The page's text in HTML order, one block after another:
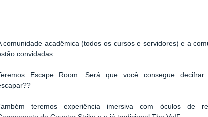
comunidade acadêmica (todos os cursos e servidores) e a
convidadas.
Escape Room: Será que você consegue
teremos experiência imersiva com óculos de